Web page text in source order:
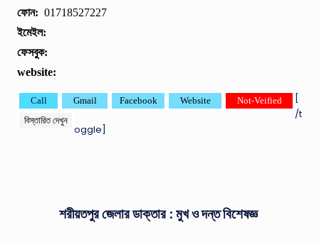
ফোন: 01718527227
ইমেইল:
ফেসবুক:
website:
Call Gmail Facebook Website
Not-Veified
বিস্তারিত দেখুন
/t
oggle]
শরীয়তপুর জেলার ডাক্তার : মুখ ও দন্ত বিশেষজ্ঞ